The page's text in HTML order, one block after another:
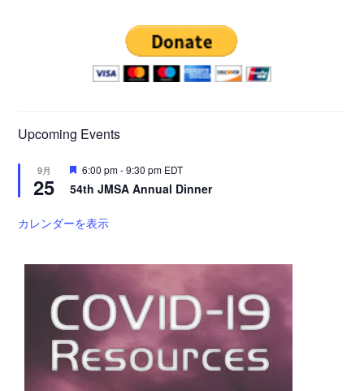
Upcoming Events
9月
25
注
目
6:00 pm-9:30 pm EDT
54th JMSA Annual Dinner
カレンダーを表示